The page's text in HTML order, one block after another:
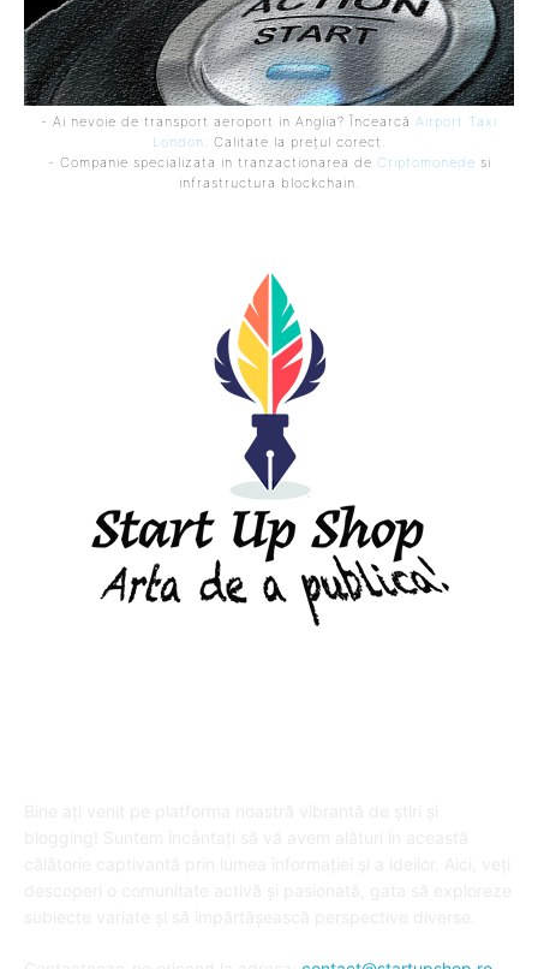
- Ai nevoie de transport aeroport in Anglia? Încearcă Airport Taxi
London . Calitate la prețul corect.
- Companie specializata in tranzactionarea de Criptomonede si
infrastructura blockchain.